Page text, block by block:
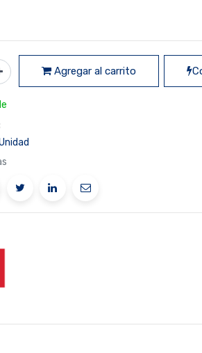
Agregar al carrito